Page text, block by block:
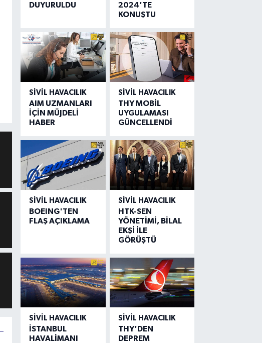
DUYURULDU
2024'TE
KONUŞTU
SIVIL HAVACILIK
AIM UZMANLARI
İÇİN MÜJDELİ
HABER
SIVIL HAVACILIK
THY MOBİL
UYGULAMASI
GÜNCELLENDİ
SIVIL HAVACILIK
BOEING'TEN
FLAŞ AÇIKLAMA
SIVIL HAVACILIK
HTK-SEN
YÖNETİMİ, BİLAL
EKŞİ İLE
GÖRÜŞTÜ
SIVIL HAVACILIK
İSTANBUL
HAVALİMANI
SIVIL HAVACILIK
THY'DEN
DEPREM